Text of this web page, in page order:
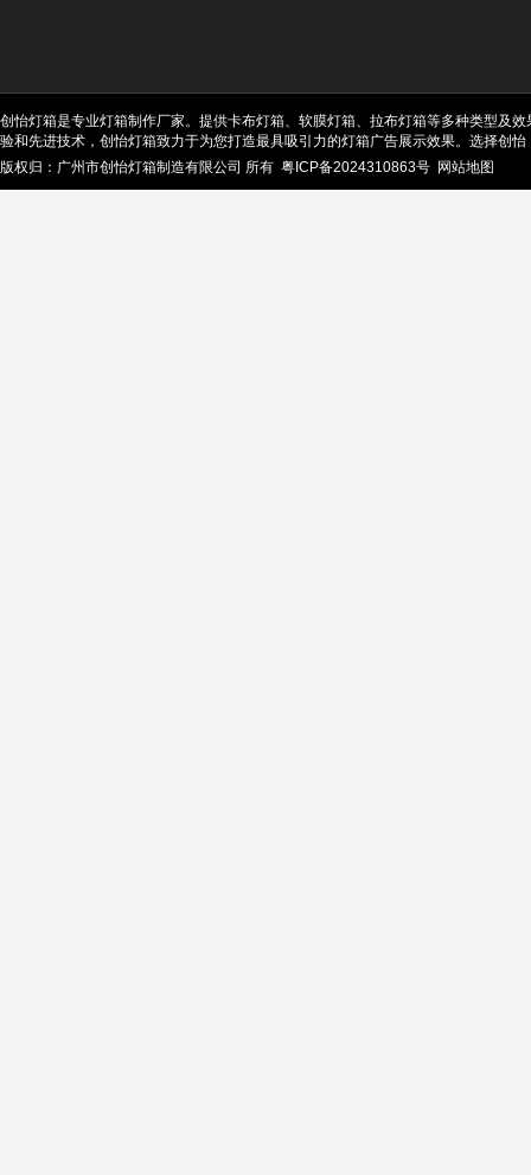
创怡灯箱是专业灯箱制作厂家。提供卡布灯箱、软膜灯箱、拉布灯箱等多种类型及
验和先进技术，创怡灯箱致力于为您打造最具吸引力的灯箱广告展示效果。选择创怡
版权归：广州市创怡灯箱制造有限公司 所有 粤ICP备2024310863号 网站地图